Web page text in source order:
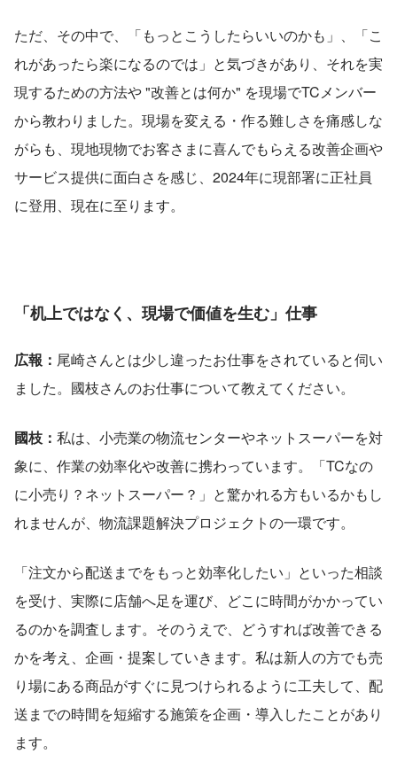
ただ、その中で、「もっとこうしたらいいのかも」、「こ
れがあったら楽になるのでは」と気づきがあり、それを実
現するための方法や "改善とは何か" を現場でTCメンバー
から教わりました。現場を変える・作る難しさを痛感しな
がらも、現地現物でお客さまに喜んでもらえる改善企画や
サービス提供に面白さを感じ、2024年に現部署に正社員
に登用、現在に至ります。
「机上ではなく、現場で価値を生む」仕事
広報： 尾崎さんとは少し違ったお仕事をされていると伺い
ました。國枝さんのお仕事について教えてください。
國枝： 私は、小売業の物流センターやネットスーパーを対
象に、作業の効率化や改善に携わっています。「TCなの
に小売り？ネットスーパー？」と驚かれる方もいるかもし
れませんが、物流課題解決プロジェクトの一環です。
「注文から配送までをもっと効率化したい」といった相談
を受け、実際に店舗へ足を運び、どこに時間がかかってい
るのかを調査します。そのうえで、どうすれば改善できる
かを考え、企画・提案していきます。私は新人の方でも売
り場にある商品がすぐに見つけられるように工夫して、配
送までの時間を短縮する施策を企画・導入したことがあり
ます。